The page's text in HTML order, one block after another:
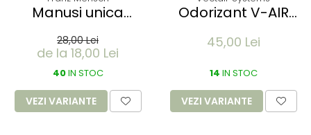
Manusi unica
LIGHT - Vinyl clear -
calitate light fara
pudra - marime XL
- 100 buc
28,00 Lei
de la 18,00 Lei
40IN STOC
VEZI VARIANTE
Odorizant V-AIR
WISTERIA
45,00 Lei
14 IN STOC
VEZI VARIANTE